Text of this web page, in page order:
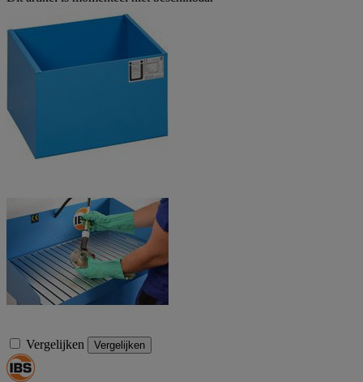
Vergelijken Vergelijken